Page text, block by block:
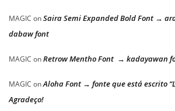
MAGIC onSaira Semi Expanded Bold Font →
dabaw font
MAGIC onRetrow Mentho Font → kadayawan
MAGIC onAloha Font → fonte que está escrito
Agradeço!